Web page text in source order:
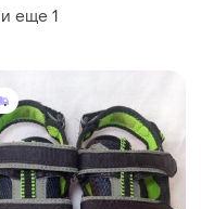
и еще 1